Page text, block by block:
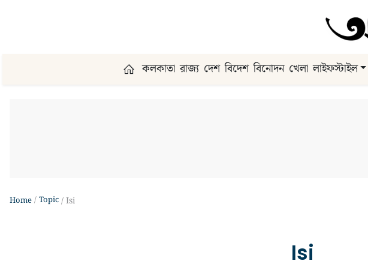
কলকাতা রাজ্য দেশ বিদেশ বিনোদন খেলা লাইফস্টাইল
Home Topic Isi
Isi